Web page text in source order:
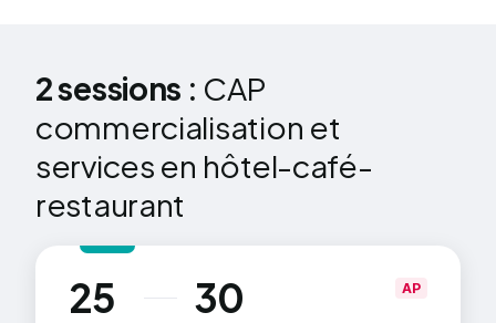
2 sessions : CAP
commercialisation et
services en hôtel-café-
restaurant
25
au 30 AP